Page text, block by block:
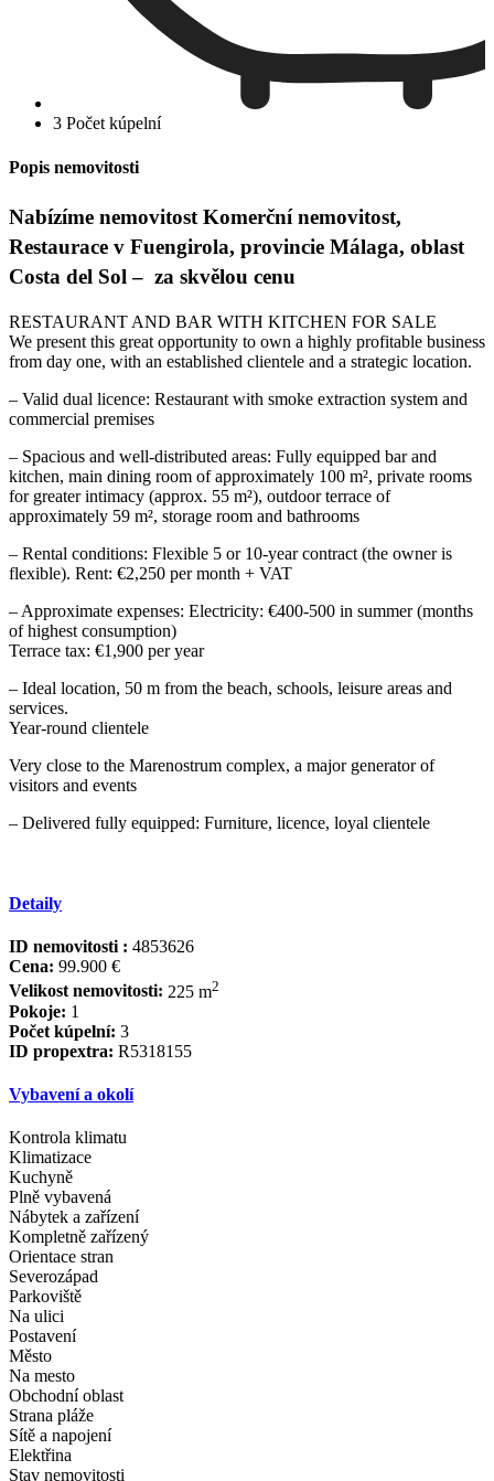
3 Počet kúpelní
Popis nemovitosti
Nabízíme nemovitost Komerční nemovitost,
Restaurace v Fuengirola, provincie Málaga, oblast
Costa del Sol – za skvělou cenu
RESTAURANT AND BAR WITH KITCHEN FOR SALE
We present this great opportunity to own a highly profitable business
from day one, with an established clientele and a strategic location.
– Valid dual licence: Restaurant with smoke extraction system and
commercial premises
– Spacious and well-distributed areas: Fully equipped bar and
kitchen, main dining room of approximately 100 m², private rooms
for greater intimacy (approx. 55 m²), outdoor terrace of
approximately 59 m², storage room and bathrooms
– Rental conditions: Flexible 5 or 10-year contract (the owner is
flexible). Rent: €2,250 per month + VAT
– Approximate expenses: Electricity: €400-500 in summer (months
of highest consumption)
Terrace tax: €1,900 per year
– Ideal location, 50 ‌m ‌from ‌the ‌beach, ‌schools, leisure ‌areas ‌and
services.
Year-round ‌clientele
Very close ‌to the Marenostrum ‌complex, ‌a ‌major generator of
‌visitors ‌and events
– Delivered ‌fully ‌equipped: ‌Furniture, ‌licence, ‌loyal ‌clientele
Detaily
ID nemovitosti : 4853626
Cena: 99.900 €
Velikost nemovitosti: 225 m2
Pokoje: 1
Počet kúpelní: 3
ID propextra: R5318155
Vybavení a okolí
Kontrola klimatu
Klimatizace
Kuchyně
Plně vybavená
Nábytek a zařízení
Kompletně zařízený
Orientace stran
Severozápad
Parkoviště
Na ulici
Postavení
Město
Na mesto
Obchodní oblast
Strana pláže
Sítě a napojení
Elektřina
Stav nemovitosti